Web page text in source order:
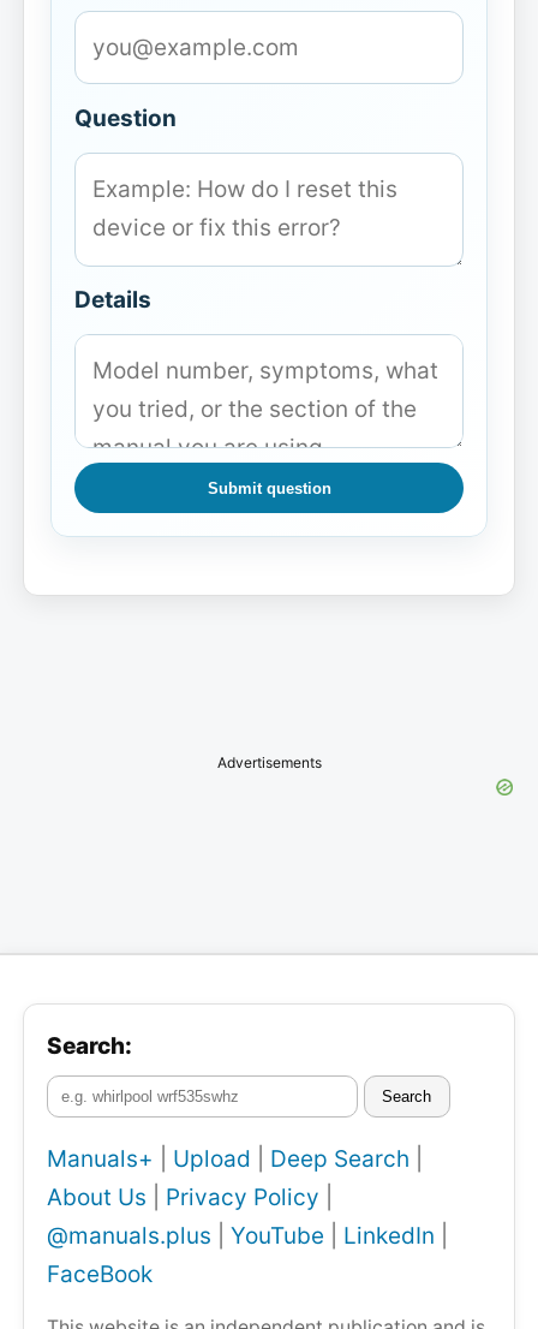
Question
Details
Submit question
Advertisements
Search:
Search
Manuals+ Upload Deep Search
About Us
Privacy Policy
@manuals.plus
YouTube LinkedIn
FaceBook